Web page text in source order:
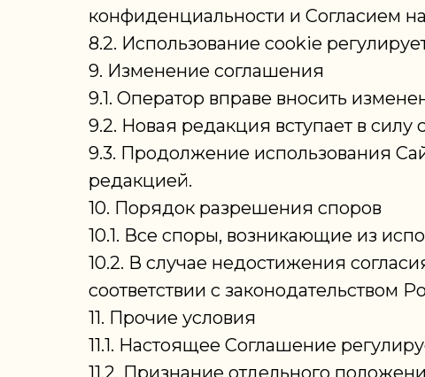
конфиденциальности и Согласием
8.2. Использование cookie
9. Изменение соглашения
9.1. Оператор вправе вносить
9.2. Новая редакция вступает в
9.3. Продолжение использования
редакцией.
10. Порядок разрешения споров
10.1. Все споры, возникающие из
10.2. В случае недостижения
соответствии с законодательством
11. Прочие условия
11.1. Настоящее Соглашение
11.2. Признание отдельного